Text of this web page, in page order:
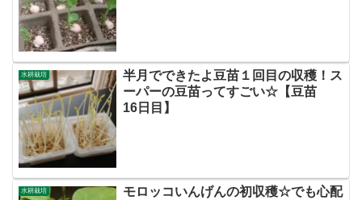
水耕栽培
半月でできたよ豆苗１回目の収穫！ス
ーパーの豆苗ってすごい☆【豆苗
16日目】
水耕栽培
モロッコいんげんの初収穫☆でも心配